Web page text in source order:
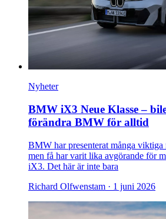
Nyheter
BMW iX3 Neue Klasse –
förändra BMW för alltid
BMW har presenterat många viktiga
men få har varit lika avgörande för
iX3. Det här är inte bara
Richard Olfwenstam · 1 juni 2026